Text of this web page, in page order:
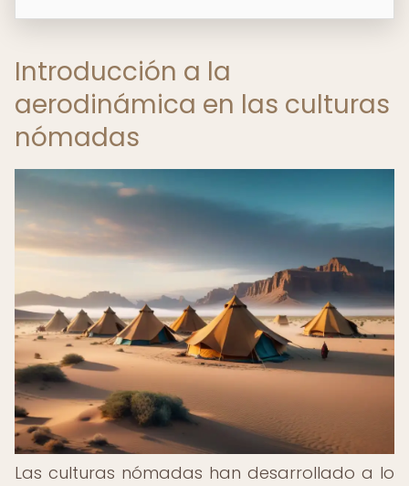
Introducción a la
aerodinámica en las culturas
nómadas
Las culturas nómadas han desarrollado a lo